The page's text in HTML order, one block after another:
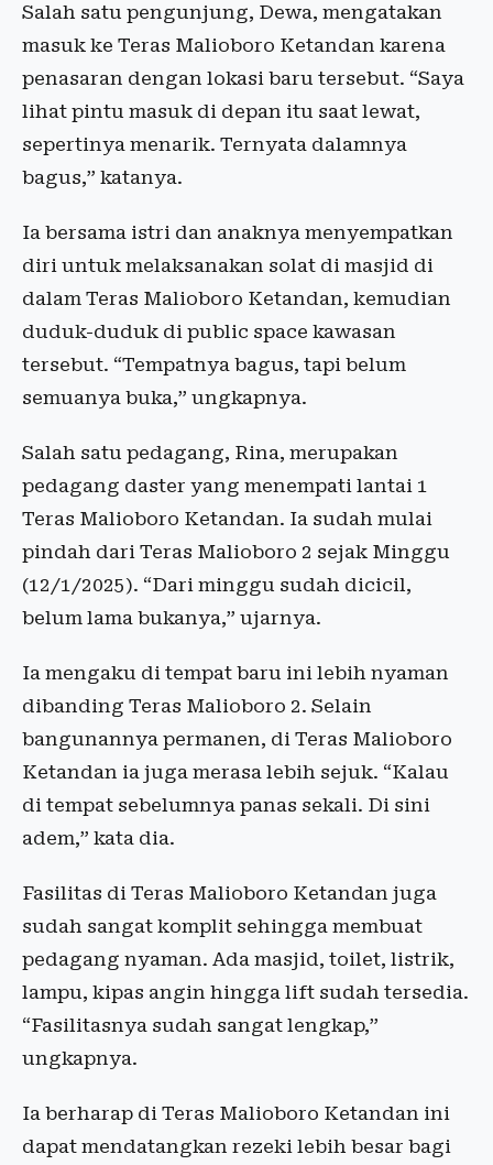
Salah satu pengunjung, Dewa, mengatakan
masuk ke Teras Malioboro Ketandan karena
penasaran dengan lokasi baru tersebut. “Saya
lihat pintu masuk di depan itu saat lewat,
sepertinya menarik. Ternyata dalamnya
bagus,” katanya.
Ia bersama istri dan anaknya menyempatkan
diri untuk melaksanakan solat di masjid di
dalam Teras Malioboro Ketandan, kemudian
duduk-duduk di public space kawasan
tersebut. “Tempatnya bagus, tapi belum
semuanya buka,” ungkapnya.
Salah satu pedagang, Rina, merupakan
pedagang daster yang menempati lantai 1
Teras Malioboro Ketandan. Ia sudah mulai
pindah dari Teras Malioboro 2 sejak Minggu
(12/1/2025). “Dari minggu sudah dicicil,
belum lama bukanya,” ujarnya.
Ia mengaku di tempat baru ini lebih nyaman
dibanding Teras Malioboro 2. Selain
bangunannya permanen, di Teras Malioboro
Ketandan ia juga merasa lebih sejuk. “Kalau
di tempat sebelumnya panas sekali. Di sini
adem,” kata dia.
Fasilitas di Teras Malioboro Ketandan juga
sudah sangat komplit sehingga membuat
pedagang nyaman. Ada masjid, toilet, listrik,
lampu, kipas angin hingga lift sudah tersedia.
“Fasilitasnya sudah sangat lengkap,”
ungkapnya.
Ia berharap di Teras Malioboro Ketandan ini
dapat mendatangkan rezeki lebih besar bagi